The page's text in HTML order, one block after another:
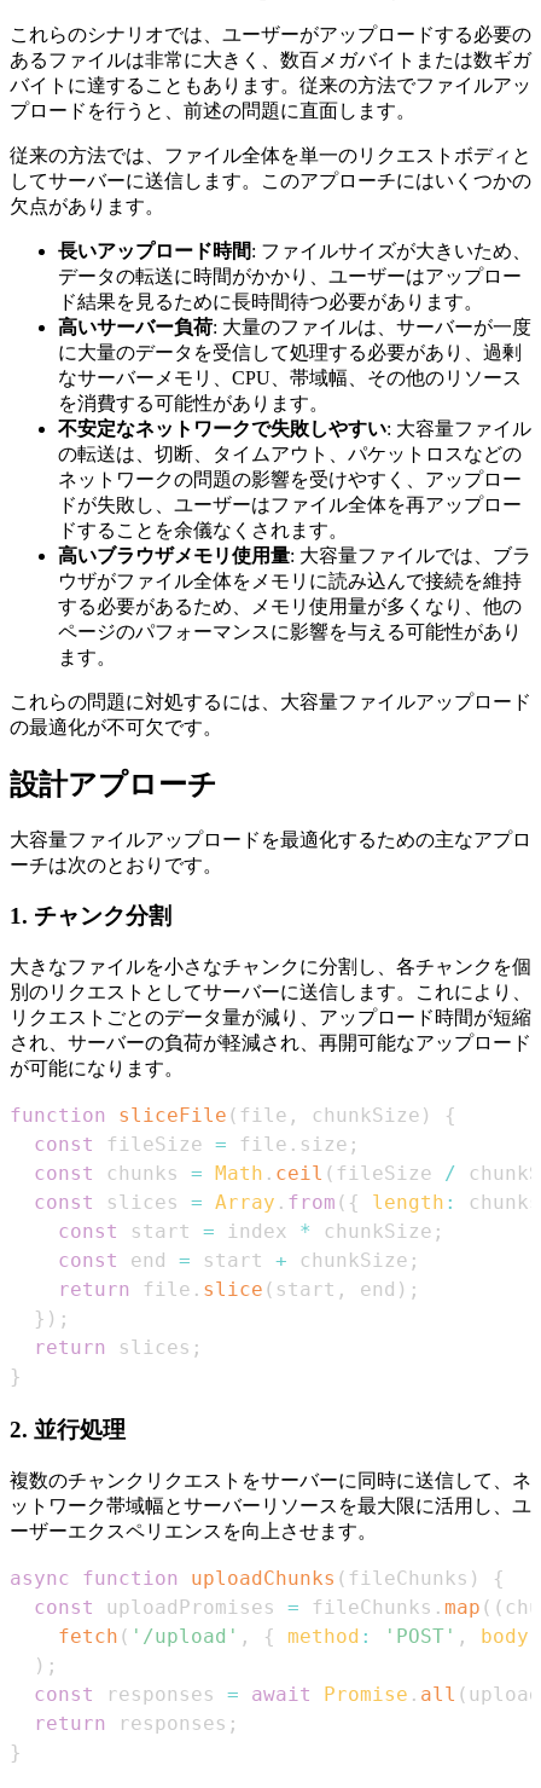
これらのシナリオでは、ユーザーがアップロードする必要の
あるファイルは非常に大きく、数百メガバイトまたは数ギガ
バイトに達することもあります。従来の方法でファイルアッ
プロードを行うと、前述の問題に直面します。
従来の方法では、ファイル全体を単一のリクエストボディと
してサーバーに送信します。このアプローチにはいくつかの
欠点があります。
長いアップロード時間: ファイルサイズが大きいため、
データの転送に時間がかかり、ユーザーはアップロー
ド結果を見るために長時間待つ必要があります。
高いサーバー負荷: 大量のファイルは、サーバーが一度
に大量のデータを受信して処理する必要があり、過剰
なサーバーメモリ、CPU、帯域幅、その他のリソース
を消費する可能性があります。
不安定なネットワークで失敗しやすい: 大容量ファイル
の転送は、切断、タイムアウト、パケットロスなどの
ネットワークの問題の影響を受けやすく、アップロー
ドが失敗し、ユーザーはファイル全体を再アップロー
ドすることを余儀なくされます。
高いブラウザメモリ使用量: 大容量ファイルでは、ブラ
ウザがファイル全体をメモリに読み込んで接続を維持
する必要があるため、メモリ使用量が多くなり、他の
ページのパフォーマンスに影響を与える可能性があり
ます。
これらの問題に対処するには、大容量ファイルアップロード
の最適化が不可欠です。
設計アプローチ
大容量ファイルアップロードを最適化するための主なアプロ
ーチは次のとおりです。
1. チャンク分割
大きなファイルを小さなチャンクに分割し、各チャンクを個
別のリクエストとしてサーバーに送信します。これにより、
リクエストごとのデータ量が減り、アップロード時間が短縮
され、サーバーの負荷が軽減され、再開可能なアップロード
が可能になります。
function sliceFile ( file , chunkSize )
{
const
fileSize = file . size ;
const
chunks = Math . ceil ( fileSize /
const
slices = Array . from ( { length :
const
start = index * chunkSize ;
const
end = start + chunkSize ;
return
file . slice ( start , end ) ;
} ) ;
return
slices ;
}
2. 並行処理
複数のチャンクリクエストをサーバーに同時に送信して、ネ
ットワーク帯域幅とサーバーリソースを最大限に活用し、ユ
ーザーエクスペリエンスを向上させます。
async function uploadChunks ( fileChunks )
{
const
uploadPromises = fileChunks . map ( (
fetch ( '/upload' , { method : 'POST' , body
) ;
const
responses = await Promise . all (
return
responses ;
}